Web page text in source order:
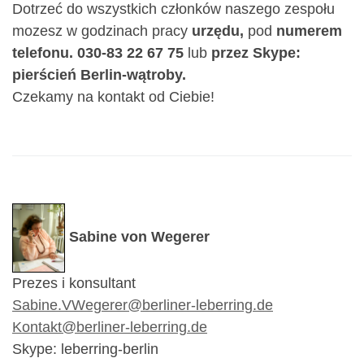
Dotrzeć do wszystkich członków naszego zespołu
mozesz w godzinach pracy urzędu, pod numerem
telefonu. 030-83 22 67 75 lub przez Skype:
pierścień Berlin-wątroby.
Czekamy na kontakt od Ciebie!
Sabine von Wegerer
Prezes i konsultant
Sabine.VWegerer@berliner-leberring.de
Kontakt@berliner-leberring.de
Skype: leberring-berlin